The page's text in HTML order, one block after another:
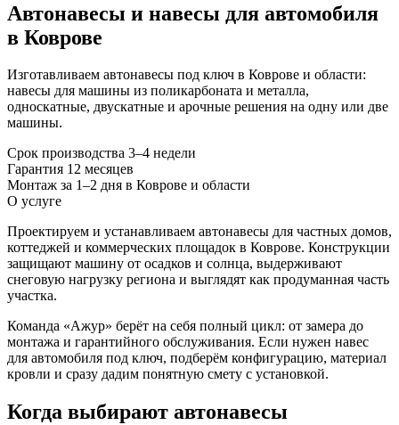
Автонавесы и навесы для автомобиля
в Коврове
Изготавливаем автонавесы под ключ в Коврове и области:
навесы для машины из поликарбоната и металла,
односкатные, двускатные и арочные решения на одну или две
машины.
Срок производства 3–4 недели
Гарантия 12 месяцев
Монтаж за 1–2 дня в Коврове и области
О услуге
Проектируем и устанавливаем автонавесы для частных домов,
коттеджей и коммерческих площадок в Коврове. Конструкции
защищают машину от осадков и солнца, выдерживают
снеговую нагрузку региона и выглядят как продуманная часть
участка.
Команда «Ажур» берёт на себя полный цикл: от замера до
монтажа и гарантийного обслуживания. Если нужен навес
для автомобиля под ключ, подберём конфигурацию, материал
кровли и сразу дадим понятную смету с установкой.
Когда выбирают автонавесы